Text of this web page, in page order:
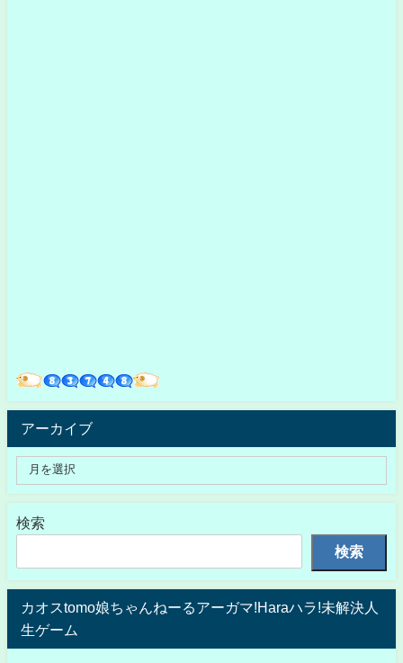
アーカイブ
検索
検索
カオスtomo娘ちゃんねーるアーガマ!Haraハラ!未解決人
生ゲーム